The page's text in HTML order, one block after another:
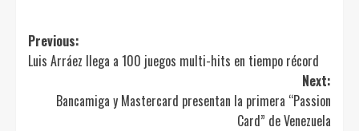
Post
navigation
Previous:
Luis Arráez llega a 100 juegos multi-hits en tiempo récord
Next:
Bancamiga y Mastercard presentan la primera “Passion
Card” de Venezuela